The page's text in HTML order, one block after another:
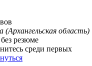
(Архангельская область)
резюме
среди первых